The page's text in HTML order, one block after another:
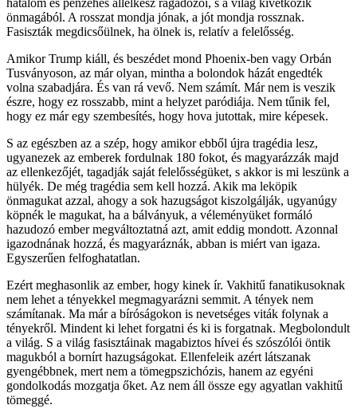
önmagából. A rosszat mondja jónak, a jót mondja rossznak.
Fasiszták megdicsőülnek, ha ölnek is, relatív a felelősség.
Amikor Trump kiáll, és beszédet mond Phoenix-ben vagy Orbán
Tusványoson, az már olyan, mintha a bolondok házát engedték
volna szabadjára. És van rá vevő. Nem számít. Már nem is veszik
észre, hogy ez rosszabb, mint a helyzet paródiája. Nem tűnik fel,
hogy ez már egy szembesítés, hogy hova jutottak, mire képesek.
S az egészben az a szép, hogy amikor ebből újra tragédia lesz,
ugyanezek az emberek fordulnak 180 fokot, és magyarázzák majd
az ellenkezőjét, tagadják saját felelősségüket, s akkor is mi leszünk a
hülyék. De még tragédia sem kell hozzá. Akik ma leköpik
önmagukat azzal, ahogy a sok hazugságot kiszolgálják, ugyanúgy
köpnék le magukat, ha a bálványuk, a véleményüket formáló
hazudozó ember megváltoztatná azt, amit eddig mondott. Azonnal
igazodnának hozzá, és magyaráznák, abban is miért van igaza.
Egyszerűen felfoghatatlan.
Ezért meghasonlik az ember, hogy kinek ír. Vakhitű fanatikusoknak
nem lehet a tényekkel megmagyarázni semmit. A tények nem
számítanak. Ma már a bíróságokon is nevetséges viták folynak a
tényekről. Mindent ki lehet forgatni és ki is forgatnak. Megbolondult
a világ. S a világ fasisztáinak magabiztos hívei és szószólói öntik
magukból a bornírt hazugságokat. Ellenfeleik azért látszanak
gyengébbnek, mert nem a tömegpszichózis, hanem az egyéni
gondolkodás mozgatja őket. Az nem áll össze egy agyatlan vakhitű
tömeggé.